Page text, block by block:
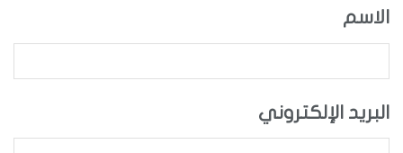
الاسم
البريد الإلكتروني